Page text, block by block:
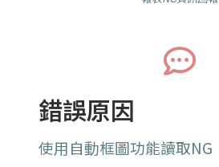
錯誤原因
使用自動框圖功能讀取NG